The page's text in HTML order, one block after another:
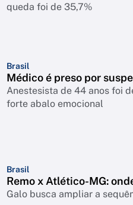
queda foi de 35,7%
Brasil
Médico é preso por
Anestesista de 44 anos foi
forte abalo emocional
Brasil
Remo x Atlético-MG:
Galo busca ampliar a